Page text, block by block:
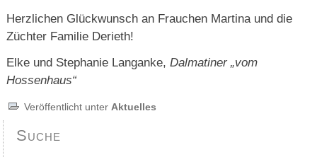
Herzlichen Glückwunsch an Frauchen Martina und die
Züchter Familie Derieth!
Elke und Stephanie Langanke,Dalmatiner „vom
Hossenhaus“
Veröffentlicht unter Aktuelles
Suche